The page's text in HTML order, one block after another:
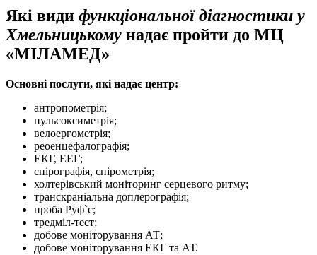
Які види функціональної діагностики у
Хмельницькому надає пройти до МЦ
«МІЛАМЕД»
Основні послуги, які надає центр:
антропометрія;
пульсоксиметрія;
велоергометрія;
реоенцефалографія;
ЕКГ, ЕЕГ;
спірографія, спірометрія;
холтерівський моніторинг серцевого ритму;
транскраніальна доплерографія;
проба Руф`є;
тредміл-тест;
добове моніторування АТ;
добове моніторування ЕКГ та АТ.